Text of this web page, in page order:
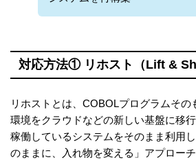
対応方法① リホスト（Lift &
リホストとは、COBOLプログラムその
環境をクラウドなどの新しい基盤に移
稼働しているシステムをそのまま利用
のままに、入れ物を変える」アプローチ